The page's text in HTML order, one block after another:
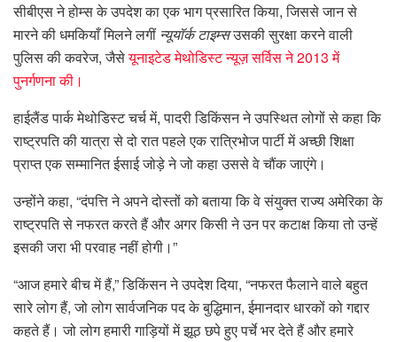
सीबीएस ने होम्स के उपदेश का एक भाग प्रसारित किया, जिससे जान से
मारने की धमकियाँ मिलने लगीं न्यूयॉर्क टाइम्सउसकी सुरक्षा करने वाली
पुलिस की कवरेज, जैसेयूनाइटेड मेथोडिस्ट न्यूज़ सर्विस ने 2013 में
पुनर्गणना की।
हाईलैंड पार्क मेथोडिस्ट चर्च में, पादरी डिकिंसन ने उपस्थित लोगों से कहा कि
राष्ट्रपति की यात्रा से दो रात पहले एक रात्रिभोज पार्टी में अच्छी शिक्षा
प्राप्त एक सम्मानित ईसाई जोड़े ने जो कहा उससे वे चौंक जाएंगे।
उन्होंने कहा, “दंपत्ति ने अपने दोस्तों को बताया कि वे संयुक्त राज्य अमेरिका के
राष्ट्रपति से नफरत करते हैं और अगर किसी ने उन पर कटाक्ष किया तो उन्हें
इसकी जरा भी परवाह नहीं होगी।”
“आज हमारे बीच में हैं,” डिकिंसन ने उपदेश दिया, “नफरत फैलाने वाले बहुत
सारे लोग हैं, जो लोग सार्वजनिक पद के बुद्धिमान, ईमानदार धारकों को गद्दार
कहते हैं। जो लोग हमारी गाड़ियों में झूठ छपे हुए पर्चे भर देते हैं और हमारे